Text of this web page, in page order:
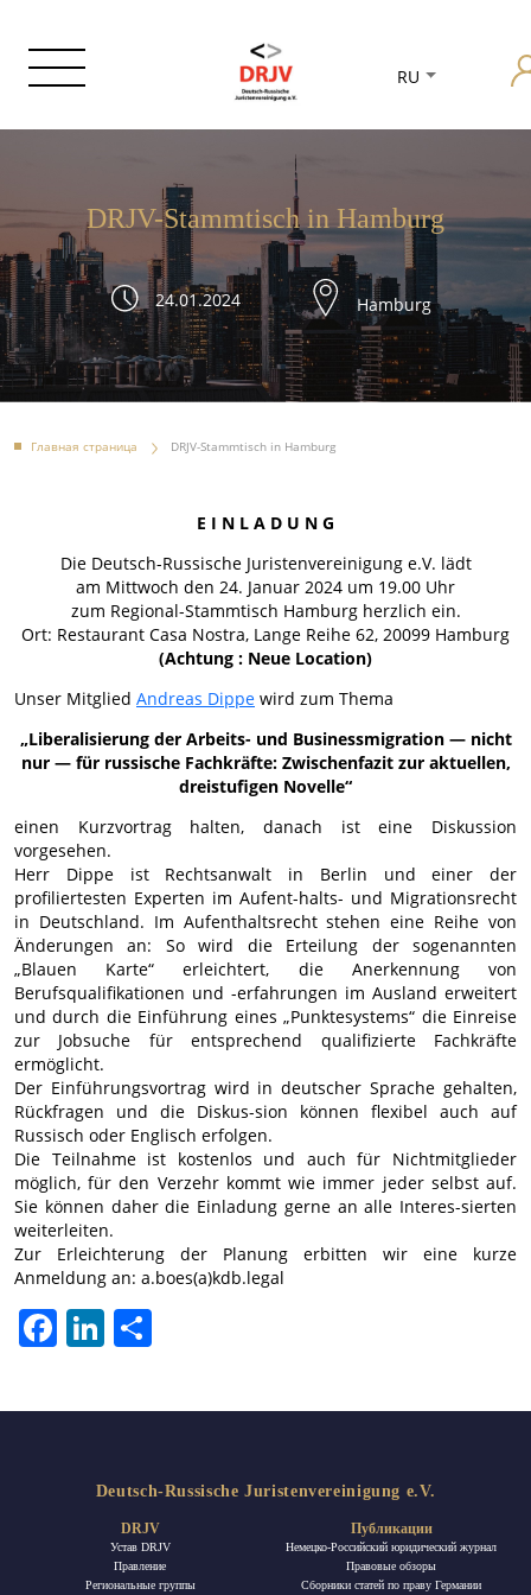
RU
DRJV-Stammtisch in Hamburg
24.01.2024 Hamburg
Главная страница DRJV-Stammtisch in Hamburg
E I N L A D U N G
Die Deutsch-Russische Juristenvereinigung e.V. lädt
am Mittwoch den 24. Januar 2024 um 19.00 Uhr
zum Regional-Stammtisch Hamburg herzlich ein.
Ort: Restaurant Casa Nostra, Lange Reihe 62, 20099 Hamburg
(Achtung : Neue Location)
Unser Mitglied Andreas Dippe wird zum Thema
„Liberalisierung der Arbeits- und Businessmigration — nicht
nur — für russische Fachkräfte: Zwischenfazit zur aktuellen,
dreistufigen Novelle“
einen Kurzvortrag halten, danach ist eine Diskussion
vorgesehen.
Herr Dippe ist Rechtsanwalt in Berlin und einer der
profiliertesten Experten im Aufent-halts- und Migrationsrecht
in Deutschland. Im Aufenthaltsrecht stehen eine Reihe von
Änderungen an: So wird die Erteilung der sogenannten
„Blauen Karte“ erleichtert, die Anerkennung von
Berufsqualifikationen und -erfahrungen im Ausland erweitert
und durch die Einführung eines „Punktesystems“ die Einreise
zur Jobsuche für entsprechend qualifizierte Fachkräfte
ermöglicht.
Der Einführungsvortrag wird in deutscher Sprache gehalten,
Rückfragen und die Diskus-sion können flexibel auch auf
Russisch oder Englisch erfolgen.
Die Teilnahme ist kostenlos und auch für Nichtmitglieder
möglich, für den Verzehr kommt wie immer jeder selbst auf.
Sie können daher die Einladung gerne an alle Interes-sierten
weiterleiten.
Zur Erleichterung der Planung erbitten wir eine kurze
Anmeldung an: a.boes(a)kdb.legal
FacebookLinkedIn
Deutsch-Russische Juristenvereinigung e.V.
DRJV
Устав DRJV
Правление
Региональные группы
Публикации
Немецко-Российский юридический журнал
Правовые обзоры
Сборники статей по праву Германии